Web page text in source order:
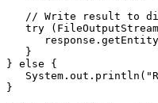
// Write result to
try
   }
} else {